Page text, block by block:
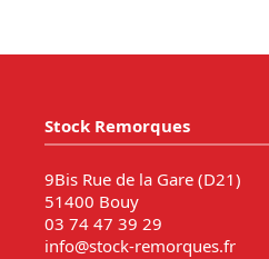
Stock Remorques
9Bis Rue de la Gare (D21)
51400 Bouy
03 74 47 39 29
info@stock-remorques.fr